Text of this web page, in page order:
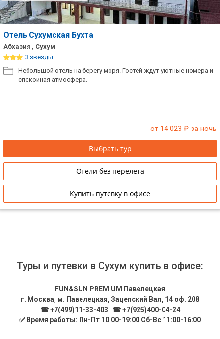
Отель Сухумская Бухта
Абхазия , Сухум
3 звезды
Небольшой отель на берегу моря. Гостей ждут уютные номера и
спокойная атмосфера.
от 14 023 ₽ за ночь
Выбрать тур
Отели без перелета
Купить путевку в офисе
Туры и путевки в Сухум купить в офисе:
FUN&SUN PREMIUM Павелецкая
г. Москва, м. Павелецкая, Зацепский Вал, 14 оф. 208
☎ +7(499)11-33-403
☎ +7(925)400-04-24
✅ Время работы: Пн-Пт 10:00-19:00 Сб-Вс 11:00-16:00